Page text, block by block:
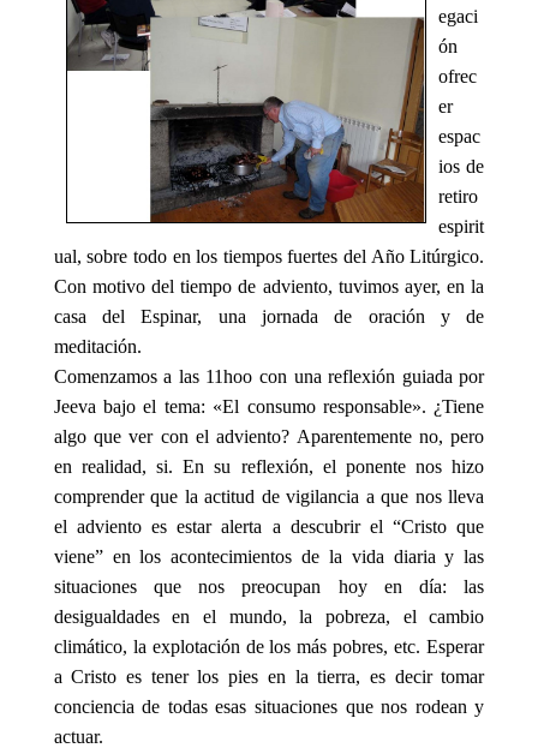
egaci
ón
ofrec
er
espac
ios de
retiro
espirit
ual, sobre todo en los tiempos fuertes del Año Litúrgico.
Con motivo del tiempo de adviento, tuvimos ayer, en la
casa del Espinar, una jornada de oración y de
meditación.
Comenzamos a las 11hoo con una reflexión guiada por
Jeeva bajo el tema: «El consumo responsable». ¿Tiene
algo que ver con el adviento? Aparentemente no, pero
en realidad, si. En su reflexión, el ponente nos hizo
comprender que la actitud de vigilancia a que nos lleva
el adviento es estar alerta a descubrir el “Cristo que
viene” en los acontecimientos de la vida diaria y las
situaciones que nos preocupan hoy en día: las
desigualdades en el mundo, la pobreza, el cambio
climático, la explotación de los más pobres, etc. Esperar
a Cristo es tener los pies en la tierra, es decir tomar
conciencia de todas esas situaciones que nos rodean y
actuar.